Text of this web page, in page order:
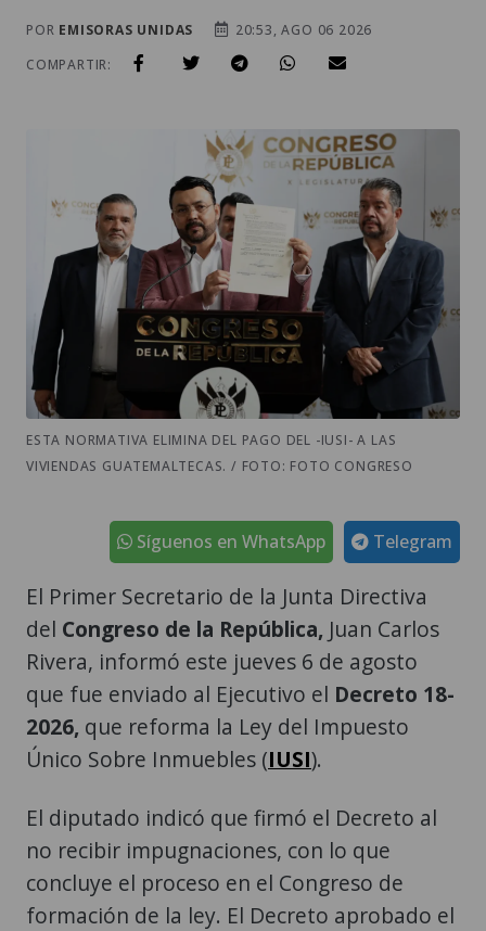
POR EMISORAS UNIDAS
20:53, AGO 06 2026
COMPARTIR:
ESTA NORMATIVA ELIMINA DEL PAGO DEL -IUSI- A LAS
VIVIENDAS GUATEMALTECAS. / FOTO: FOTO CONGRESO
Telegram
Síguenos en WhatsApp
El Primer Secretario de la Junta Directiva
del Congreso de la República, Juan Carlos
Rivera, informó este jueves 6 de agosto
que fue enviado al Ejecutivo el Decreto 18-
2026, que reforma la Ley del Impuesto
Único Sobre Inmuebles (IUSI).
El diputado indicó que firmó el Decreto al
no recibir impugnaciones, con lo que
concluye el proceso en el Congreso de
formación de la ley. El Decreto aprobado el